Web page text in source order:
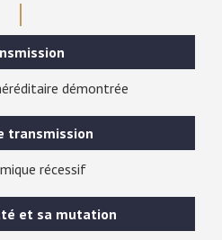
démontrée
transmission
récessif
et sa mutation